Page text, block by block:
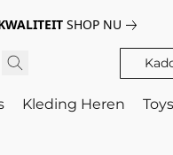
SHOP NU
Kleding Heren